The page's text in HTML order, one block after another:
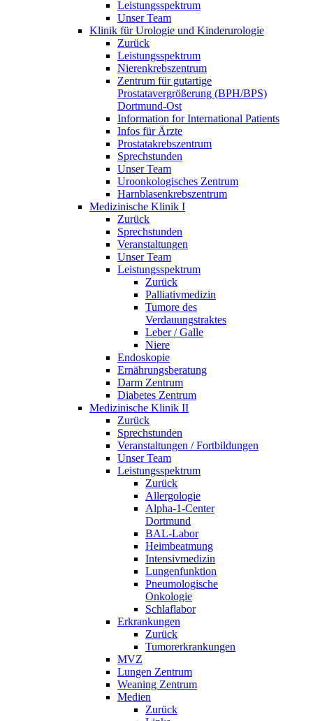
Leistungsspektrum
Unser Team
Klinik für Urologie und Kinderurologie
Zurück
Leistungsspektrum
Nierenkrebszentrum
Zentrum für gutartige
Prostatavergrößerung (BPH/BPS)
Dortmund-Ost
Information for International Patients
Infos für Ärzte
Prostatakrebszentrum
Sprechstunden
Unser Team
Uroonkologisches Zentrum
Harnblasenkrebszentrum
Medizinische Klinik I
Zurück
Sprechstunden
Veranstaltungen
Unser Team
Leistungsspektrum
Zurück
Palliativmedizin
Tumore des
Verdauungstraktes
Leber / Galle
Niere
Endoskopie
Ernährungsberatung
Darm Zentrum
Diabetes Zentrum
Medizinische Klinik II
Zurück
Sprechstunden
Veranstaltungen / Fortbildungen
Unser Team
Leistungsspektrum
Zurück
Allergologie
Alpha-1-Center
Dortmund
BAL-Labor
Heimbeatmung
Intensivmedizin
Lungenfunktion
Pneumologische
Onkologie
Schlaflabor
Erkrankungen
Zurück
Tumorerkrankungen
MVZ
Lungen Zentrum
Weaning Zentrum
Medien
Zurück